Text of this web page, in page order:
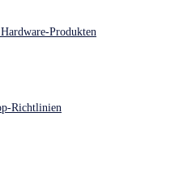
Sofort-Hilfe an
Produkten
Richtlinien
il settore retail è stato il
nel 2021 e diventa dunque
al fine di proteggere i propri
sulla sicurezza informatica
agli acquisti per il Black
con il Black Friday,